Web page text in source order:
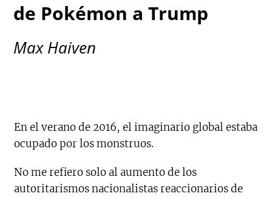
de Pokémon a Trump
Max Haiven
En el verano de 2016, el imaginario global estaba
ocupado por los monstruos.
No me refiero solo al aumento de los
autoritarismos nacionalistas reaccionarios de